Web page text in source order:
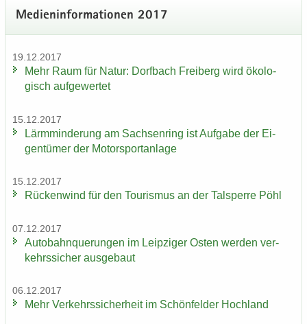
Me­di­en­in­for­ma­tio­nen 2017
19.12.2017
Mehr Raum für Natur: Dorf­bach Frei­berg wird öko­lo­
gisch auf­ge­wer­tet
15.12.2017
Lärm­min­de­rung am Sach­sen­ring ist Auf­ga­be der Ei­
gen­tü­mer der Mo­tor­sport­an­la­ge
15.12.2017
Rü­cken­wind für den Tou­ris­mus an der Tal­sper­re Pöhl
07.12.2017
Au­to­bahn­que­run­gen im Leip­zi­ger Osten wer­den ver­
kehrs­si­cher aus­ge­baut
06.12.2017
Mehr Ver­kehrs­si­cher­heit im Schön­fel­der Hoch­land